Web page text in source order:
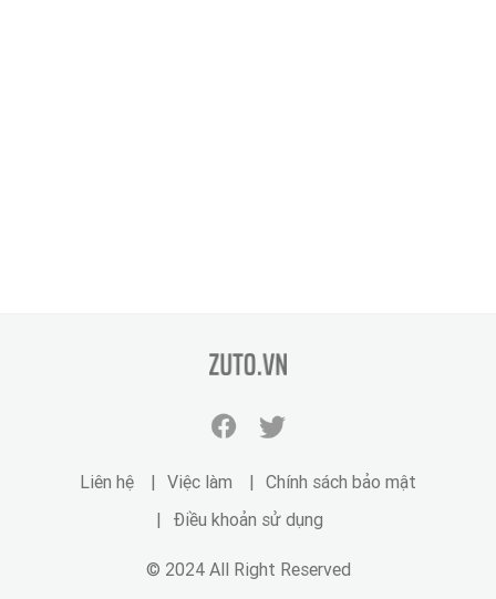
zuto.vn
© 2024 All Right Reserved
Liên hệ Việc làm
Chính sách bảo mật
Điều khoản sử dụng
Facebook
zuto.vn
Twitter
zuto.vn